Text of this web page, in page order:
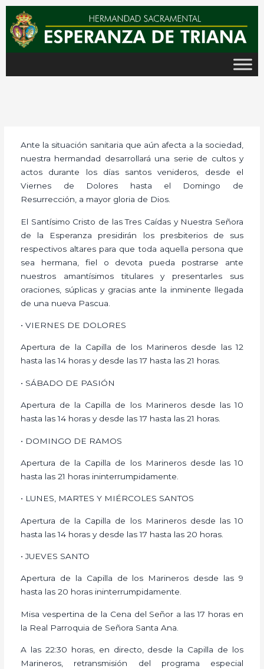
contenido
Ante la situación sanitaria que aún afecta a la sociedad,
nuestra hermandad desarrollará una serie de cultos y
actos durante los días santos venideros, desde el
Viernes de Dolores hasta el Domingo de
Resurrección, a mayor gloria de Dios.
El Santísimo Cristo de las Tres Caídas y Nuestra Señora
de la Esperanza presidirán los presbiterios de sus
respectivos altares para que toda aquella persona que
sea hermana, fiel o devota pueda postrarse ante
nuestros amantísimos titulares y presentarles sus
oraciones, súplicas y gracias ante la inminente llegada
de una nueva Pascua.
• VIERNES DE DOLORES
Apertura de la Capilla de los Marineros desde las 12
hasta las 14 horas y desde las 17 hasta las 21 horas.
• SÁBADO DE PASIÓN
Apertura de la Capilla de los Marineros desde las 10
hasta las 14 horas y desde las 17 hasta las 21 horas.
• DOMINGO DE RAMOS
Apertura de la Capilla de los Marineros desde las 10
hasta las 21 horas ininterrumpidamente.
• LUNES, MARTES Y MIÉRCOLES SANTOS
Apertura de la Capilla de los Marineros desde las 10
hasta las 14 horas y desde las 17 hasta las 20 horas.
• JUEVES SANTO
Apertura de la Capilla de los Marineros desde las 9
hasta las 20 horas ininterrumpidamente.
Misa vespertina de la Cena del Señor a las 17 horas en
la Real Parroquia de Señora Santa Ana.
A las 22:30 horas, en directo, desde la Capilla de los
Marineros, retransmisión del programa especial